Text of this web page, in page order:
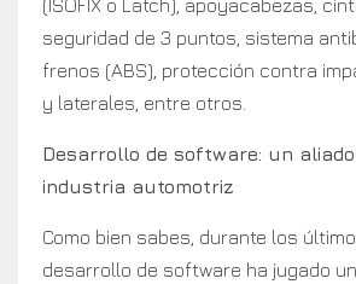
(ISOFIX o Latch), apoyacabezas,
seguridad de 3 puntos, sistema
frenos (ABS), protección contra
y laterales, entre otros.
Desarrollo de software: un
industria automotriz
Como bien sabes, durante los
desarrollo de software ha jugado